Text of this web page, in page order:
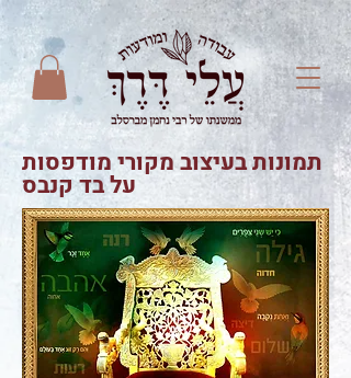
תמונות בעיצוב מקורי מודפסות
על בד קנבס